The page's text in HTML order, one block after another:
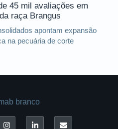
45 mil avaliações em
raça Brangus
apontam expansão
na pecuária de corte